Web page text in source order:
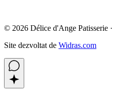
© 2026 Délice d'Ange Patisserie ·
Site dezvoltat de Widras.com